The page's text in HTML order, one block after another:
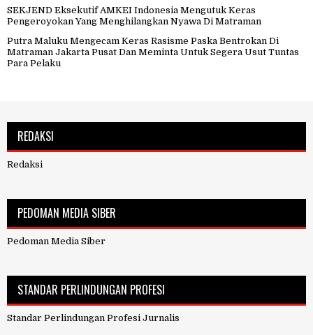
SEKJEND Eksekutif AMKEI Indonesia Mengutuk Keras
Pengeroyokan Yang Menghilangkan Nyawa Di Matraman
Putra Maluku Mengecam Keras Rasisme Paska Bentrokan Di
Matraman Jakarta Pusat Dan Meminta Untuk Segera Usut Tuntas
Para Pelaku
REDAKSI
Redaksi
PEDOMAN MEDIA SIBER
Pedoman Media Siber
STANDAR PERLINDUNGAN PROFESI
Standar Perlindungan Profesi Jurnalis